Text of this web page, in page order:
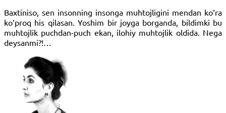
Baxtiniso, sen insonning insonga muhtojligini mendan ko‘ra
ko‘proq his qilasan. Yoshim bir joyga borganda, bildimki bu
muhtojlik puchdan-puch ekan, ilohiy muhtojlik oldida. Nega
deysanmi?!…